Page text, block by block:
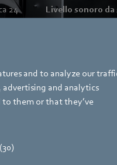
and to analyze our
and analytics
them or that they’ve
24
Livello sonoro da
magneti privi di terre rare